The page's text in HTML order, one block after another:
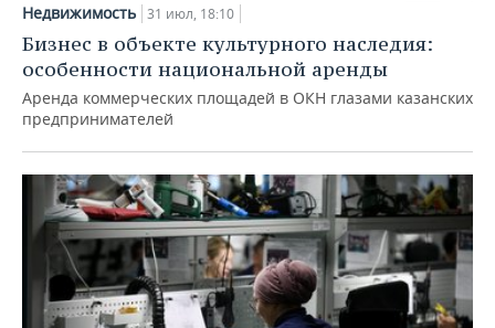
Недвижимость 31 июл, 18:10
Бизнес в объекте культурного наследия:
особенности национальной аренды
Аренда коммерческих площадей в ОКН глазами казанских
предпринимателей